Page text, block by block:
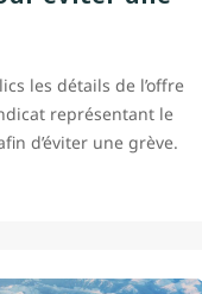
les détails de l’offre
représentant le
d’éviter une grève.